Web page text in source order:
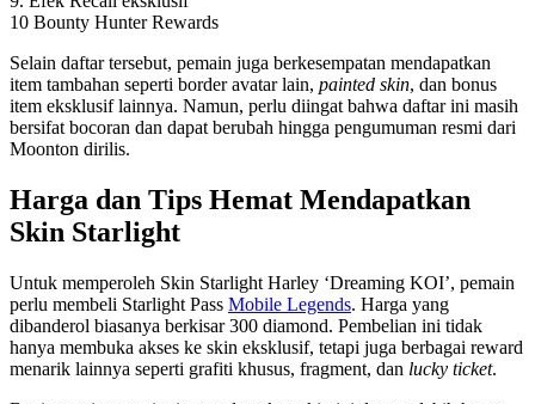
10 Bounty Hunter Rewards
Selain daftar tersebut, pemain juga berkesempatan mendapatkan
item tambahan seperti border avatar lain, painted skin, dan bonus
item eksklusif lainnya. Namun, perlu diingat bahwa daftar ini masih
bersifat bocoran dan dapat berubah hingga pengumuman resmi dari
Moonton dirilis.
Harga dan Tips Hemat Mendapatkan
Skin Starlight
Untuk memperoleh Skin Starlight Harley ‘Dreaming KOI’, pemain
perlu membeli Starlight Pass Mobile Legends. Harga yang
dibanderol biasanya berkisar 300 diamond. Pembelian ini tidak
hanya membuka akses ke skin eksklusif, tetapi juga berbagai reward
menarik lainnya seperti grafiti khusus, fragment, dan lucky ticket.